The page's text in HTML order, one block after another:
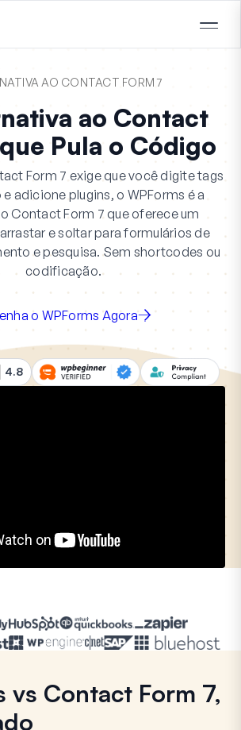
AO CONTACT FORM 7
ao Contact
Pula o Código
Form 7 exige que você digite tags
adicione plugins, o WPForms é a
Contact Form 7 que oferece um
e soltar para formulários de
e pesquisa. Sem shortcodes ou
codificação.
o WPForms Agora
4.8
vs Contact Form 7,